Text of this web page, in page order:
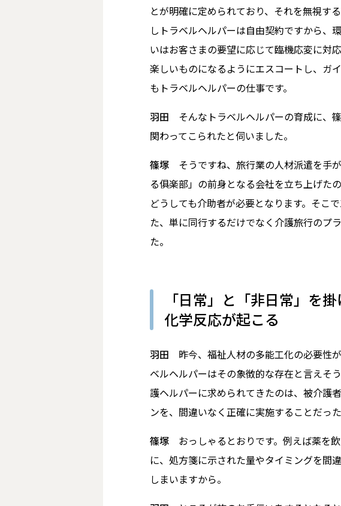
とが明確に定められており、それを無視す
しトラベルヘルパーは自由契約ですから、
いはお客さまの要望に応じて臨機応変に対
楽しいものになるようにエスコートし、ガ
もトラベルヘルパーの仕事です。
羽田 そんなトラベルヘルパーの育成に、
関わってこられたと伺いました。
篠塚 そうですね、旅行業の人材派遣を手
る俱楽部」の前身となる会社を立ち上げた
どうしても介助者が必要となります。そこ
た、単に同行するだけでなく介護旅行のプ
た。
「日常」と「非日常」を
化学反応が起こる
羽田 昨今、福祉人材の多能工化の必要性
ベルヘルパーはその象徴的な存在と言えそ
護ヘルパーに求められてきたのは、被介護
ンを、間違いなく正確に実施することだった
篠塚 おっしゃるとおりです。例えば薬を
に、処方箋に示された量やタイミングを間
しまいますから。